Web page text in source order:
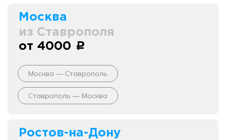
Москва
из Ставрополя
от 4000 c
Москва — Ставрополь
Ставрополь — Москва
Ростов-на-Дону